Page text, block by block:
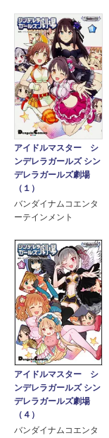
アイドルマスター シ
ンデレラガールズ シン
デレラガールズ劇場
（１）
バンダイナムコエンタ
ーテインメント
アイドルマスター シ
ンデレラガールズ シン
デレラガールズ劇場
（４）
バンダイナムコエンタ